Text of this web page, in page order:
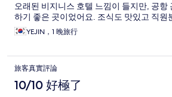
오래된 비지니스 호텔 느낌이 들지만, 공항
하기 좋은 곳이었어요. 조식도 맛있고 직원
YEJIN，1 晚旅行
旅客真實評論
10/10 好極了